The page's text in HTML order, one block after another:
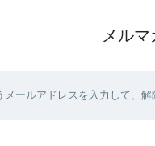
メル
メールアドレスを入力して、解